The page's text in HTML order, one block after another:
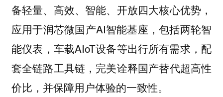
备轻量、高效、智能、开放四大核心优势，
应用于润芯微国产AI智能基座，包括两轮智
能仪表，车载AIoT设备等出行所有需求，配
套全链路工具链，完美诠释国产替代超高性
价比，并保障用户体验的一致性。